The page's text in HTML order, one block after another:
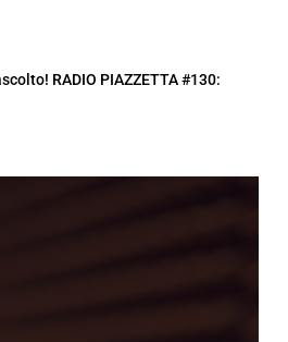
RADIO PIAZZETTA #130: